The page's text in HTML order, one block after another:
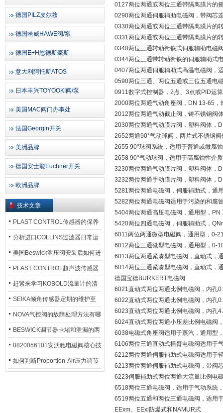
德国PILZ皮尔兹
德国哈威HAWE阀/泵
德国E+H恩德斯豪斯
意大利阿托斯ATOS
日本丰兴TOYOOKI阀/泵
美国MAC阀门办事处
法国Georgin开关
美洲品牌
德国安士能Euchner开关
欧洲品牌
技术文章
PLAST CONTROL传感器的保养
方法
分析进口COLLINS过滤器日常运
行排污步骤
美国Beswick泄压阀安装后如何进
行调试?
PLAST CONTROL超声波传感器
工作原理了解吗？
赶紧来学习KOBOLD流量计的清
洗流程吧
SEIKA倾角传感器定期的维护至
关重要
NOVA气控阀的故障处理方法有哪
些？
BESWICK调节器卡堵和泄漏的两
大问题解决措施
0820056101安沃驰电磁阀核心技
术参数
如何判断Proportion-Air压力调节
0127两位两通或两位三通带隔离膜片的
0290两位两通伺服辅助电磁阀，带阀芯
0330两位两通或两位三通带隔离膜片的
0331两位两通或两位三通带隔离膜片的
0340两位三通转动衔铁式伺服辅助电磁
0344两位三通带转动衔铁的伺服辅助式
0407两位两通伺服辅助式高温电磁阀，
0590两位三通、两位五通或三位五通电
0911数字式控制器，2点、3点或PID运算
2000两位两通气动角座阀，DN 13-65，
2012两位两通气动截止阀，铸不锈钢阀
2030两位两通气动膜片阀，塑料阀体，
2652两通90°气动球阀，两片式不锈钢
2655 90°球阀系统，适用于普通或微腐
2658 90°气动球阀，适用于高腐蚀性介
3230两位两通气动膜片阀，塑料阀体，
3232两位两通手动膜片阀，塑料阀体，
5281两位两通电磁阀，伺服辅助式，通
5282两位两通电磁阀适用于污染的和腐
5404两位两通高压电磁阀，通用型，
5420两位四通电磁阀，伺服辅助式，
6011两位两通微型电磁阀，通用型，0-
6012两位三通微型电磁阀，通用型，0-
6013两位两通紧凑型电磁阀，直动式，
6014两位三通紧凑型电磁阀，直动式，
德国宝德BURKERT电磁阀
6021直动式两位两通比例电磁阀，内孔
6022直动式两位两通比例电磁阀，内孔
6023直动式两位两通比例电磁阀，内孔
6024直动式两位两通小压差比例电磁阀
6038电磁式角座阀适用于蒸汽，通用型
6106两位三通直动式摇臂电磁阀适用于
6212两位两通伺服辅助式电磁阀适用于
6213两位两通伺服辅助式电磁阀，带阀
6223伺服辅助式两位两通大流量比例电
6518两位三通电磁阀，适用于气动系统
6519两位五通和两位三通电磁阀，适用
EExm、EExi防爆式和NAMUR式